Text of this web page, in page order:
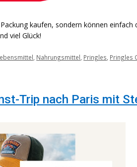
kaufen, sondern können
viel Glück!
Nahrungsmittel Pringles Pringles
Trip nach Paris mit